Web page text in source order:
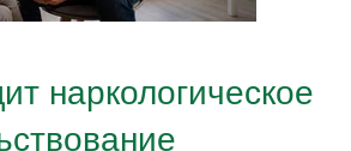
наркологическое